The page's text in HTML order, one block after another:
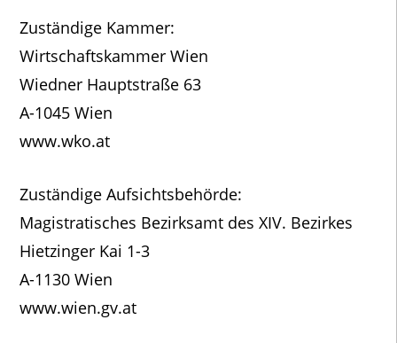
Zuständige Kammer:
Wirtschaftskammer Wien
Wiedner Hauptstraße 63
A-1045 Wien
www.wko.at
Zuständige Aufsichtsbehörde:
Magistratisches Bezirksamt des XIV. Bezirkes
Hietzinger Kai 1-3
A-1130 Wien
www.wien.gv.at